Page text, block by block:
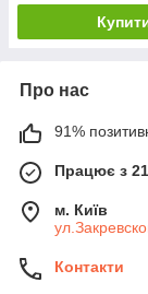
Про нас
91%
Працює з
м. Київ
Контакти